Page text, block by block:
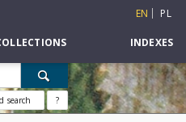
EN PL
INDEXES
search ?